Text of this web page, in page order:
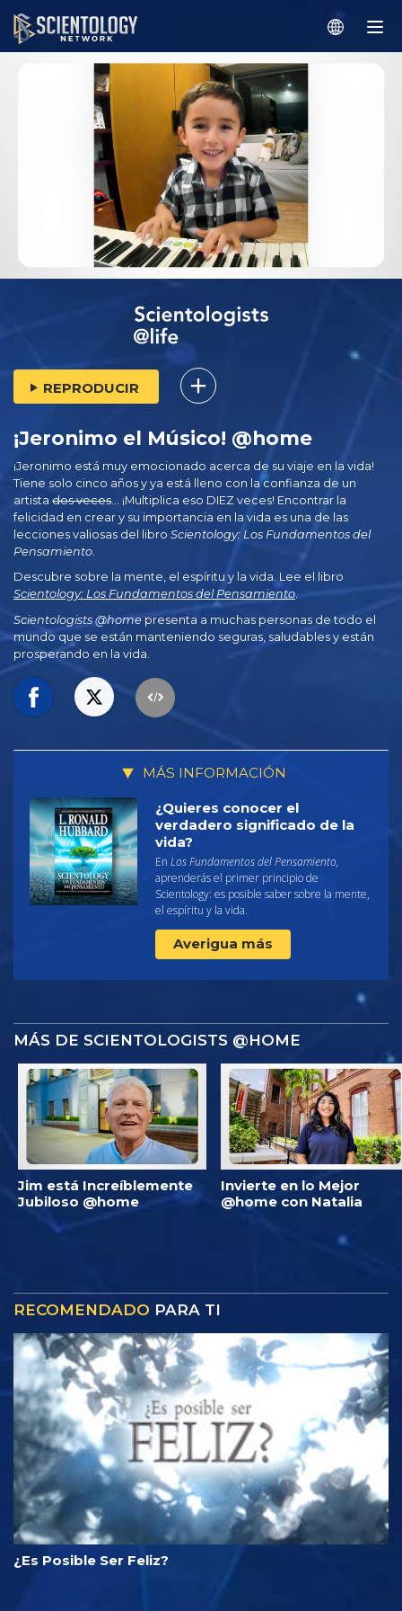
REPRODUCIR
¡Jeronimo el Músico! @home
¡Jeronimo está muy emocionado acerca de su viaje en la vida!
Tiene solo cinco años y ya está lleno con la confianza de un
artista dos veces ... ¡Multiplica eso DIEZ veces! Encontrar la
felicidad en crear y su importancia en la vida es una de las
lecciones valiosas del libro Scientology: Los Fundamentos del
Pensamiento
Descubre sobre la mente, el espíritu y la vida. Lee el libro
Scientology: Los Fundamentos del Pensamiento.
Scientologists @home presenta a muchas personas de todo el
mundo que se están manteniendo seguras, saludables y están
prosperando en la vida.
MÁS INFORMACIÓN
¿Quieres conocer el
verdadero significado de la
vida?
En Los Fundamentos del Pensamiento,
aprenderás el primer principio de
Scientology: es posible saber sobre la mente,
el espíritu y la vida.
Averigua más
MÁS DE SCIENTOLOGISTS @HOME
Jim está Increíblemente
Jubiloso @home
Invierte en lo Mejor
@home con Natalia
RECOMENDADO PARA TI
¿Es Posible Ser Feliz?